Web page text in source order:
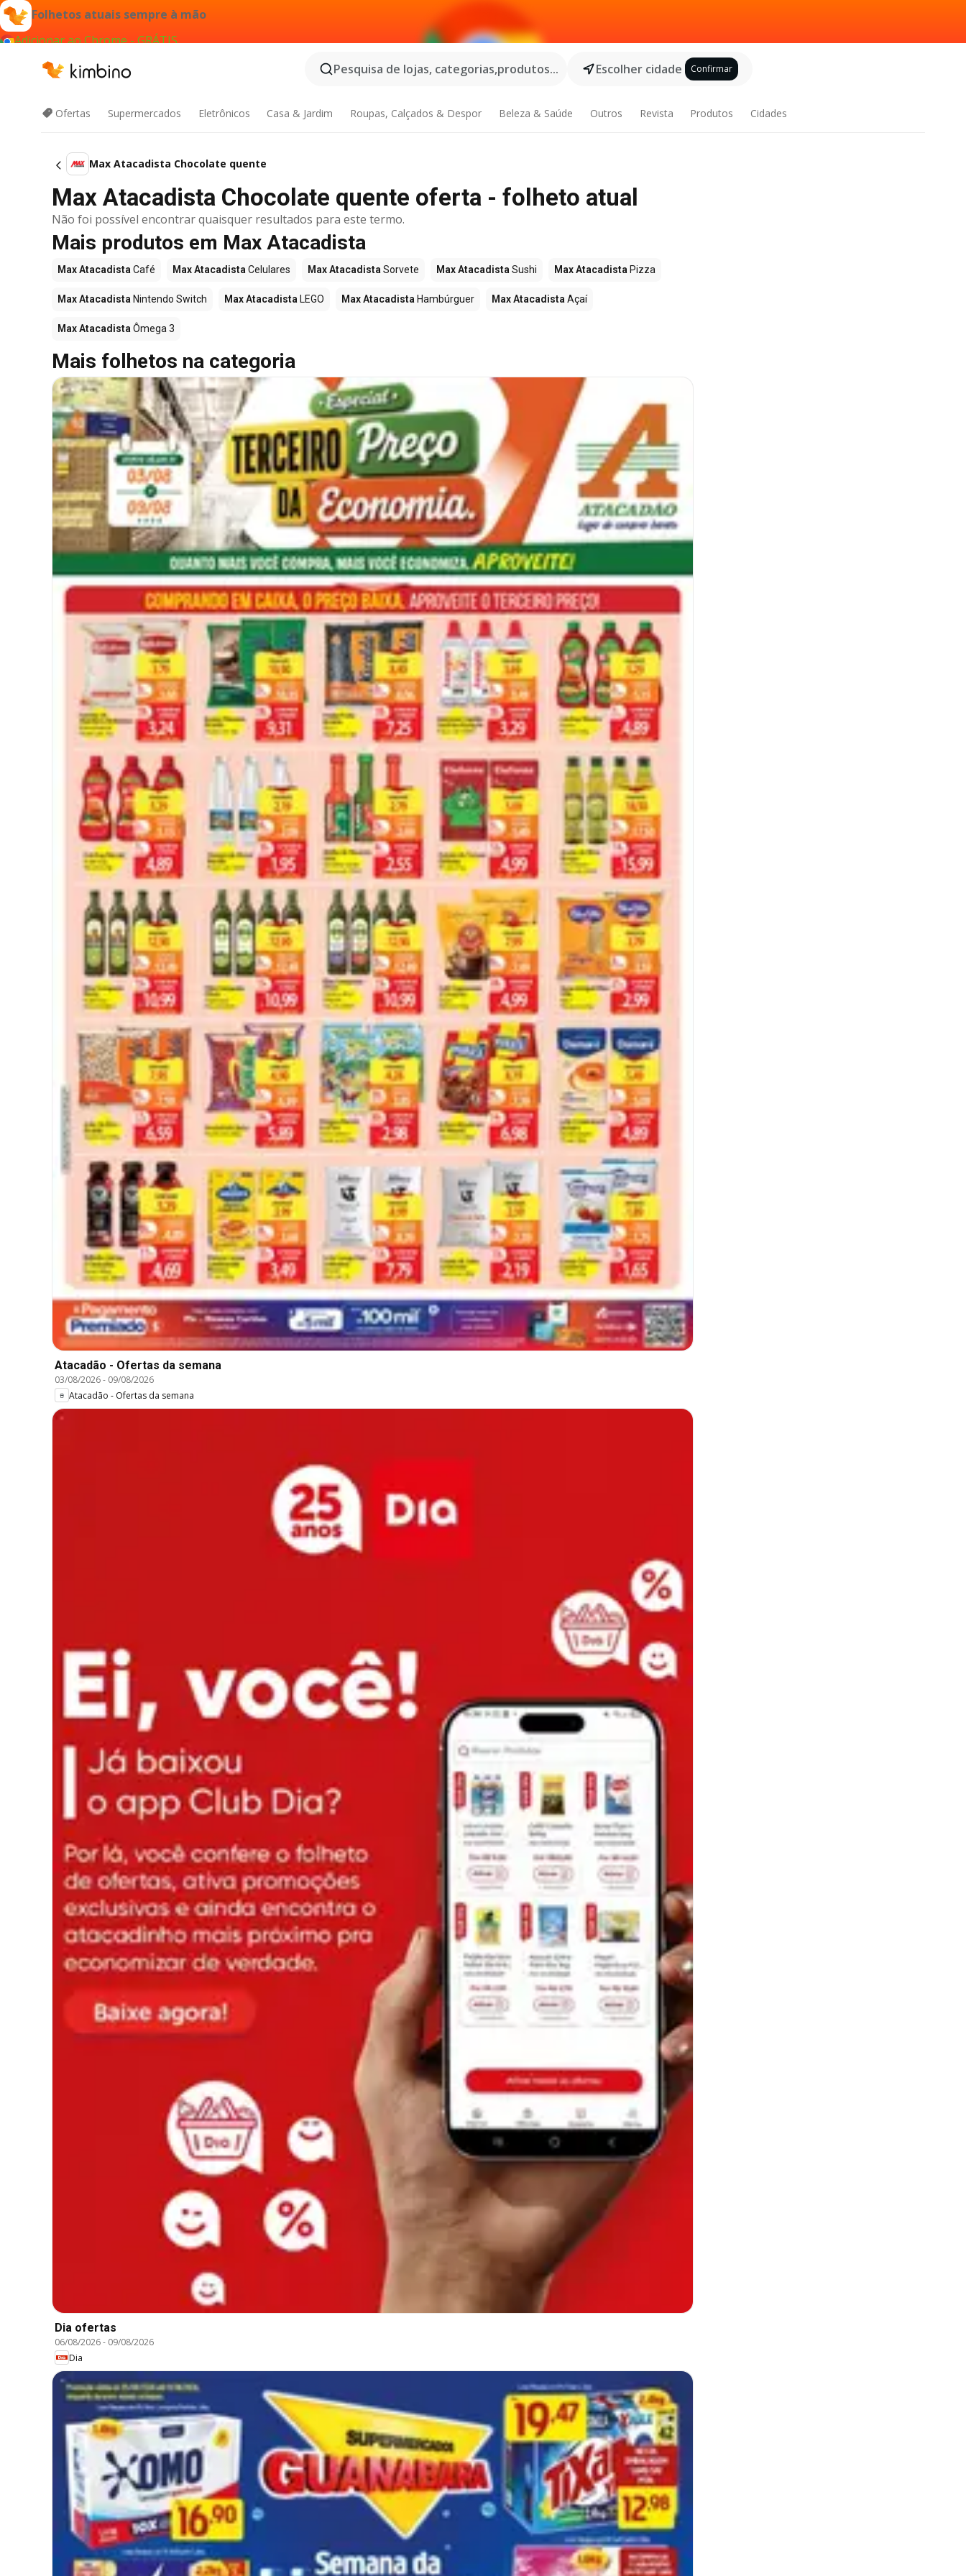
Folhetos atuais sempre à mão
Adicionar ao Chrome - GRÁTIS
Pesquisa de lojas, categorias,produtos...
Escolher cidade Confirmar
Ofertas Supermercados Eletrônicos Casa & Jardim Roupas, Calçados & Despor Beleza & Saúde Outros Revista Produtos Cidades
Max Atacadista Chocolate quente
Max Atacadista Chocolate quente oferta - folheto atual
Não foi possível encontrar quaisquer resultados para este termo.
Mais produtos em Max Atacadista
Max Atacadista Café Max Atacadista Celulares Max Atacadista Sorvete Max Atacadista Sushi Max Atacadista Pizza
Max Atacadista Nintendo Switch Max Atacadista LEGO Max Atacadista Hambúrguer Max Atacadista Açaí
Max Atacadista Ômega 3
Mais folhetos na categoria
Atacadão - Ofertas da semana
03/08/2026- 09/08/2026
Atacadão - Ofertas da semana
Dia ofertas
06/08/2026- 09/08/2026
Dia